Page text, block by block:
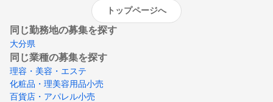
トップページへ
同じ勤務地の募集を探す
大分県
同じ業種の募集を探す
理容・美容・エステ
化粧品・理美容用品小売
百貨店・アパレル小売